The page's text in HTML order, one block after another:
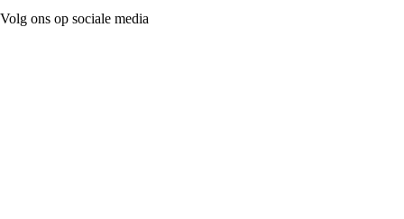
Volg ons op sociale media